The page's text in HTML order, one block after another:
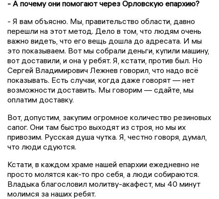
- А почему они помогают через Орловскую епархию?
- Я вам объясню. Мы, правительство области, давно
перешли на этот метод. Дело в том, что людям очень
важно видеть, что его вещь дошла до адресата. И мы
это показываем. Вот мы собрали деньги, купили машину,
вот доставили, и она у ребят. Я, кстати, против был. Но
Сергей Владимирович Лежнев говорил, что надо всё
показывать. Есть случаи, когда даже говорят — нет
возможности доставить. Мы говорим — сдайте, мы
оплатим доставку.
Вот, допустим, закупим огромное количество резиновых
сапог. Они там быстро выходят из строя, но мы их
привозим. Русская душа чутка. Я, честно говоря, думал,
что люди сдуются.
Кстати, в каждом храме нашей епархии ежедневно не
просто молятся как-то про себя, а люди собираются.
Владыка благословил молитву-акафест, мы 40 минут
молимся за наших ребят.